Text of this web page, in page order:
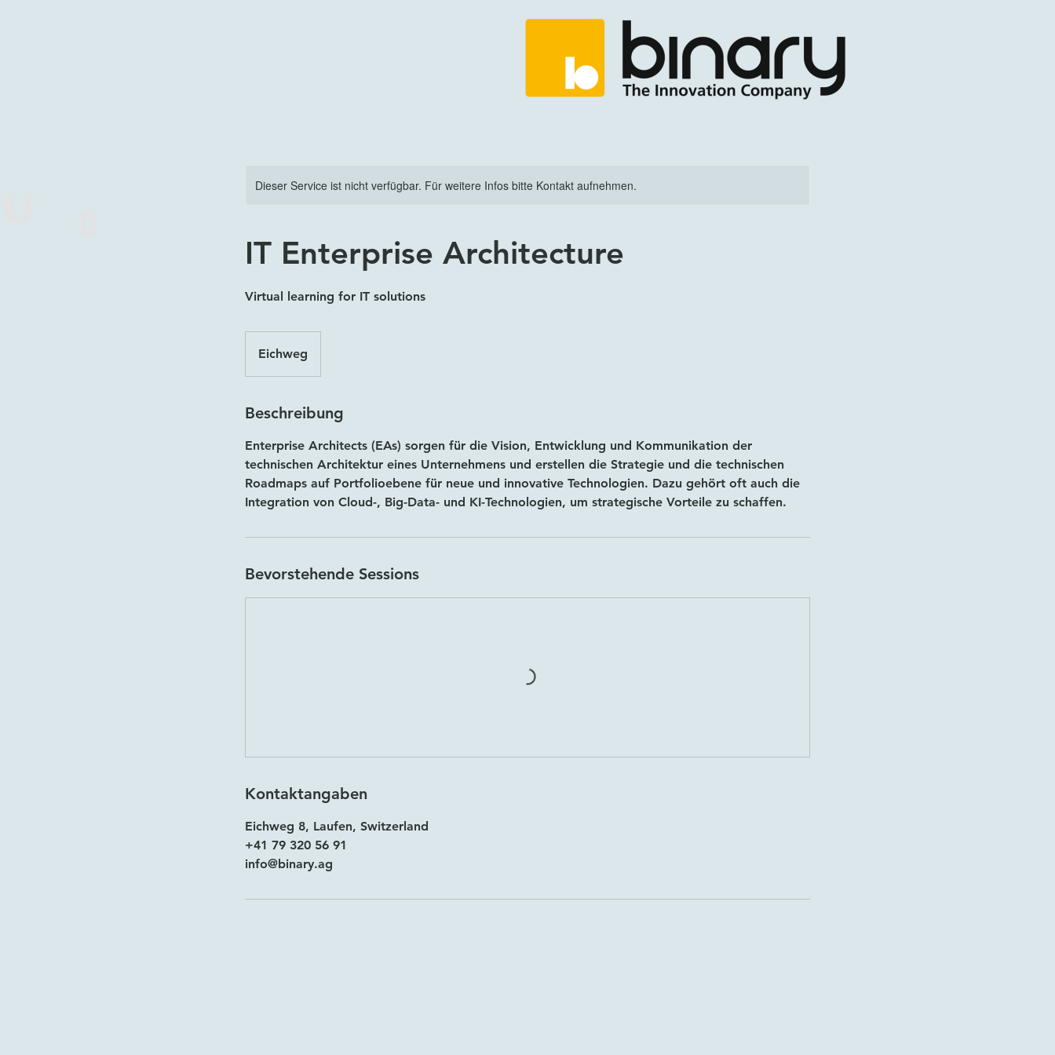
Dieser Service ist nicht verfügbar. Für weitere Infos bitte Kontakt aufnehmen.
IT Enterprise Architecture
Virtual learning for IT solutions
Eichweg
Beschreibung
Enterprise Architects (EAs) sorgen für die Vision, Entwicklung und Kommunikation der
technischen Architektur eines Unternehmens und erstellen die Strategie und die technischen
Roadmaps auf Portfolioebene für neue und innovative Technologien. Dazu gehört oft auch die
Integration von Cloud-, Big-Data- und KI-Technologien, um strategische Vorteile zu schaffen.
Bevorstehende Sessions
Kontaktangaben
Eichweg 8, Laufen, Switzerland
+41 79 320 56 91
info@binary.ag